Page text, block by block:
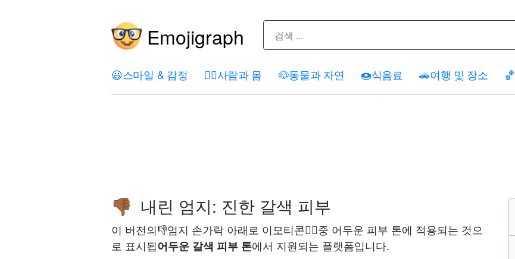
Emojigraph
😃스마일 & 감정 🤦‍♀️사람과 몸 🐶동물과 자연 🍩식음료 🚗여행 및 장소 🏀
👎🏾 내린 엄지: 진한 갈색 피부
이 버전의👎엄지 손가락 아래로 이모티콘은🏾중 어두운 피부 톤에 적용되는 것으
로 표시됩어두운 갈색 피부 톤에서 지원되는 플랫폼입니다.